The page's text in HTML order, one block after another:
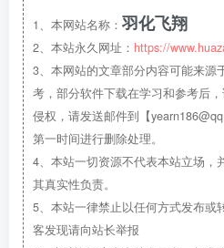
1、本网站名称： 羽化飞翔
2、本站永久网址： https://
3、本网站的文章部分内容可能来源
考，部分软件下载在学习和参考后
侵权，请发送邮件到【
第一时间进行删除处理。
4、本站一切资源不代表本站立场，
其真实性负责。
5、本站一律禁止以任何方式发布或
客发现请向站长举报